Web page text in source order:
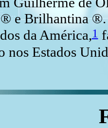
e Brilhantina ®.
da América,1
nos Estados